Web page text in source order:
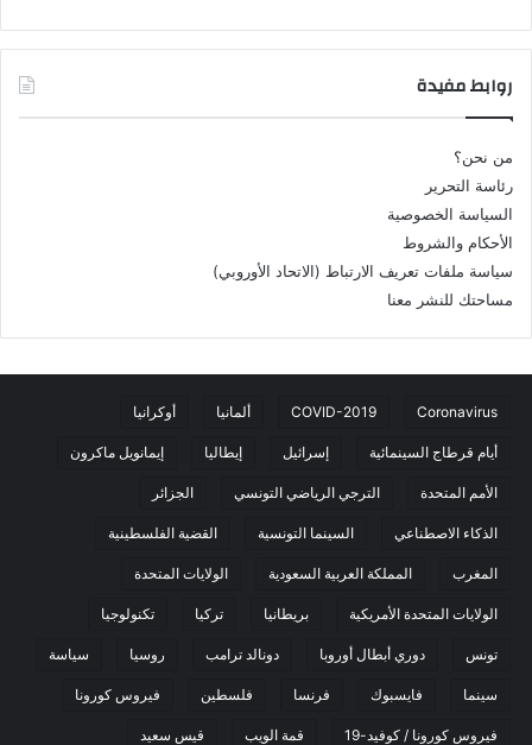
روابط مفيدة
من نحن؟
رئاسة التحرير
السياسة الخصوصية
الأحكام والشروط
سياسة ملفات تعريف الارتباط (الاتحاد الأوروبي)
مساحتك للنشر معنا
Coronavirus
COVID-2019 ألمانيا أوكرانيا
أيام قرطاج السينمائية إسرائيل إيطاليا إيمانويل ماكرون
الأمم المتحدة الترجي الرياضي التونسي الجزائر
الذكاء الاصطناعي السينما التونسية القضية الفلسطينية
المغرب المملكة العربية السعودية الولايات المتحدة
الولايات المتحدة الأمريكية بريطانيا تركيا تكنولوجيا
تونس دوري أبطال أوروبا دونالد ترامب روسيا سياسة
سينما فايسبوك فرنسا فلسطين فيروس كورونا
فيروس كورونا / كوفيد-19 قمة الويب قيس سعيد